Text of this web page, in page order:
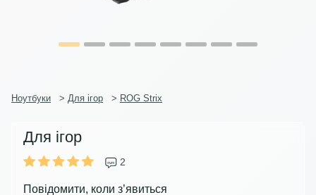
Ноутбуки > Для ігор > ROG Strix
Для ігор
2
Повідомити, коли з’явиться